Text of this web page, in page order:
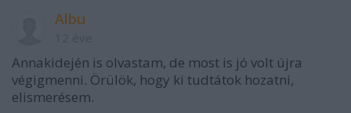
Albu
Annakidején is olvastam, de most is jó volt újra
végigmenni. Örülök, hogy ki tudtátok hozatni,
elismerésem.